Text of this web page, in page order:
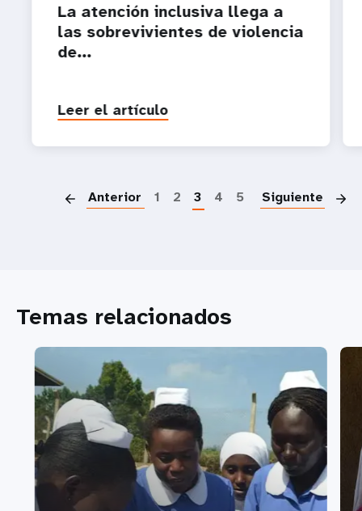
La atención inclusiva llega a
las sobrevivientes de violencia
de...
Leer el artículo
Anterior 1 2 3 4 5 Siguiente
Temas relacionados